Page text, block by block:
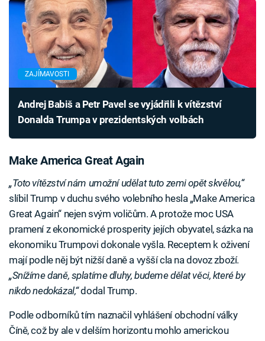
ZAJÍMAVOSTI
Andrej Babiš a Petr Pavel se vyjádřili k vítězství
Donalda Trumpa v prezidentských volbách
Make America Great Again
„Toto vítězství nám umožní udělat tuto zemi opět skvělou,“
slíbil Trump v duchu svého volebního hesla „Make America
Great Again“ nejen svým voličům. A protože moc USA
pramení z ekonomické prosperity jejích obyvatel, sázka na
ekonomiku Trumpovi dokonale vyšla. Receptem k oživení
mají podle něj být nižší daně a vyšší cla na dovoz zboží.
„Snížíme daně, splatíme dluhy, budeme dělat věci, které by
nikdo nedokázal,“dodal Trump.
Podle odborníků tím naznačil vyhlášení obchodní války
Číně, což by ale v delším horizontu mohlo americkou